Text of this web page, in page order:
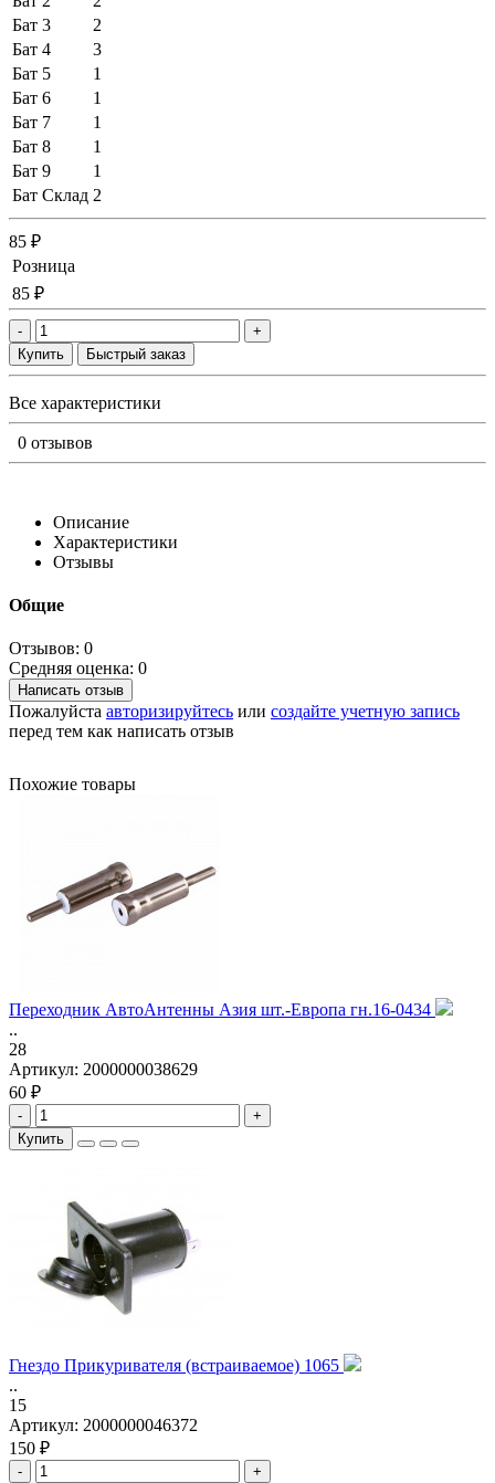
Бат 3
2
Бат 4
3
Бат 5
1
Бат 6
1
Бат 7
1
Бат 8
1
Бат 9
1
Бат Склад 2
85 ₽
Розница
85 ₽
-
+
Купить
Быстрый заказ
Все характеристики
0 отзывов
Описание
Характеристики
Отзывы
Общие
Отзывов: 0
Средняя оценка: 0
Написать отзыв
Пожалуйста авторизируйтесь или создайте учетную запись
перед тем как написать отзыв
Похожие товары
Переходник АвтоАнтенны Азия шт.-Европа гн.16-0434
..
28
Артикул: 2000000038629
60 ₽
-
+
Купить
Гнездо Прикуривателя (встраиваемое) 1065
..
15
Артикул: 2000000046372
150 ₽
-
+